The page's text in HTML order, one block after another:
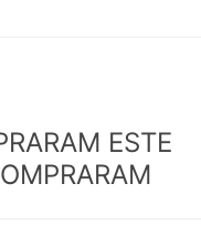
ESTE